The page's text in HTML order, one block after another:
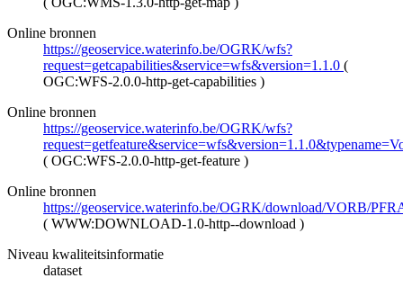
Online bronnen
https://geoservice.waterinfo.be/OGRK/wfs?
request=getcapabilities&service=wfs&version=1.1.0 (
OGC:WFS-2.0.0-http-get-capabilities )
Online bronnen
https://geoservice.waterinfo.be/OGRK/wfs?
( OGC:WFS-2.0.0-http-get-feature )
Online bronnen
https://geoservice.waterinfo.be/OGRK/download/VORB/
( WWW:DOWNLOAD-1.0-http--download )
Niveau kwaliteitsinformatie
dataset